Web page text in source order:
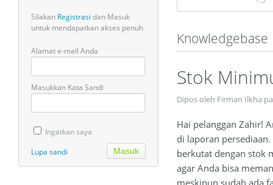
Silakan Registrasi dan Masuk
untuk mendapatkan akses penuh
Alamat e-mail Anda
Masukkan Kata Sandi
Ingatkan saya
Lupa sandi
Knowledgebase
Stok
Dipos oleh Firman Ilkha
Hai pelanggan Zahir!
di laporan
berkutat dengan stok
agar Anda bisa
meskipun sudah ada